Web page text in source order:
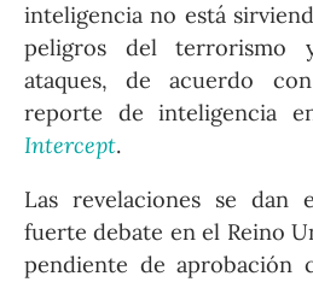
inteligencia no está
peligros del terrorismo
ataques, de acuerdo
reporte de inteligencia
Intercept.
Las revelaciones se
fuerte debate en el Reino
pendiente de aprobación